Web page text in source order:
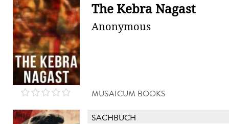
The Kebra Nagast
Anonymous
MUSAICUM BOOKS
SACHBUCH